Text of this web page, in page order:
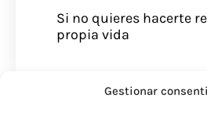
Gestionar
Si no quieres hacerte
propia vida